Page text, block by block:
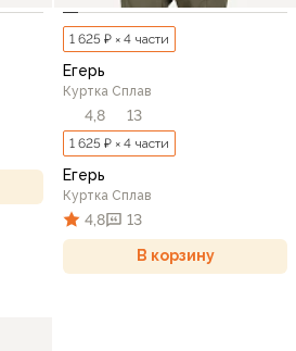
1 625 ₽ × 4 части
Егерь
Куртка Сплав
4,8 13
1 625 ₽ × 4 части
Егерь
Куртка Сплав
4,8 13
В корзину